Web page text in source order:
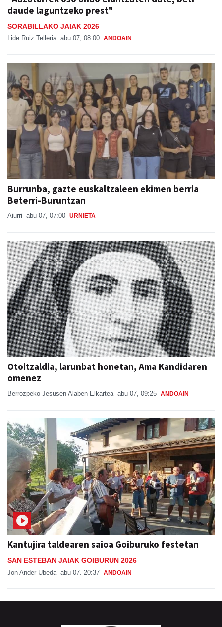
daude laguntzeko prest"
SORABILLAKO JAIAK 2026
Lide Ruiz Telleria abu 07, 08:00 ANDOAIN
Burrunba, gazte euskaltzaleen ekimen berria
Beterri-Buruntzan
Aiurri abu 07, 07:00 URNIETA
Otoitzaldia, larunbat honetan, Ama Kandidaren
omenez
Berrozpeko Jesusen Alaben Elkartea abu 07, 09:25 ANDOAIN
Kantujira taldearen saioa Goiburuko festetan
SAN ESTEBAN JAIAK GOIBURUN 2026
Jon Ander Ubeda abu 07, 20:37 ANDOAIN